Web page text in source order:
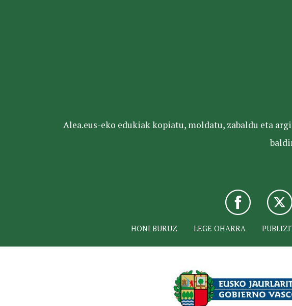
Alea.eus-eko edukiak kopiatu, moldatu, zabaldu eta
HONI BURUZ LEGE OHARRA